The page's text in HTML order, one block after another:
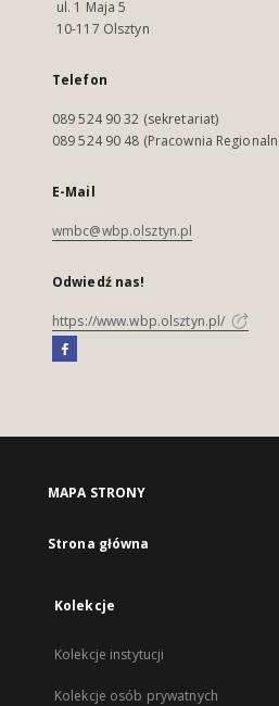
ul. 1 Maja 5
10-117 Olsztyn
Telefon
089 524 90 32 (sekretariat)
089 524 90 48 (Pracownia
E-Mail
wmbc@wbp.olsztyn.pl
Odwiedź nas!
https://www.wbp.olsztyn.pl/
MAPA STRONY
Strona główna
Kolekcje
Kolekcje instytucji
Kolekcje osób prywatnych